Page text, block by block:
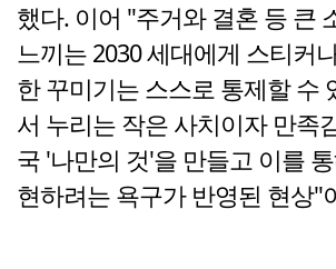
했다. 이어 "주거와 결혼 등 큰
느끼는 2030 세대에게 스티커
한 꾸미기는 스스로 통제할 수
서 누리는 작은 사치이자 만족
국 '나만의 것'을 만들고 이를
현하려는 욕구가 반영된 현상"